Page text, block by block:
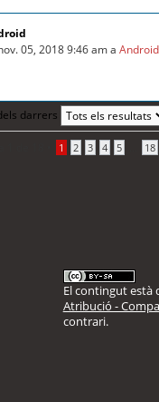
05, 2018 9:46 am aAndroid
darrers
1 2 3 4 5 18
El contingut està
Atribució -
contrari.